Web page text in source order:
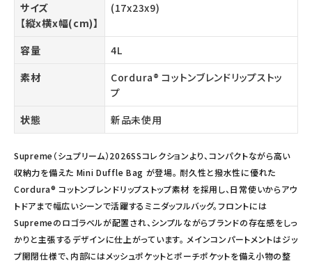
サイズ
【縦x横x幅(cm)】
(17x23x9)
容量
4L
素材
Cordura® コットンブレンドリップストッ
プ
状態
新品未使用
Supreme（シュプリーム）2026SSコレクションより、コンパクトながら高い
収納力を備えた Mini Duffle Bag が登場。 耐久性と撥水性に優れた
Cordura® コットンブレンドリップストップ素材 を採用し、日常使いからアウ
トドアまで幅広いシーンで活躍するミニダッフルバッグ。フロントには
Supremeのロゴラベルが配置され、シンプルながらブランドの存在感をしっ
かりと主張するデザインに仕上がっています。 メインコンパートメントはジッ
プ開閉仕様で、内部にはメッシュポケットとポーチポケットを備え小物の整